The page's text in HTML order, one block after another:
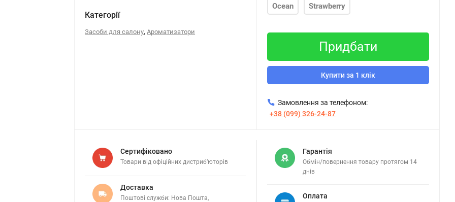
Категорії
Засоби для салону,Ароматизатори
Ocean Strawberry
Придбати
Купити за 1 клік
Замовлення за телефоном:
+38 (099) 326-24-87
Сертифіковано
Товари від офіційних дистриб’юторів
Доставка
Поштові служби: Нова Пошта,
Гарантія
Обмін/повернення товару протягом 14
днів
Оплата